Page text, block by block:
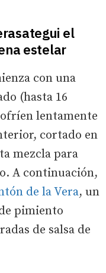
el
estelar
con una
(hasta 16
lentamente
cortado en
mezcla para
A continuación,
de la Vera, un
pimiento
de salsa de